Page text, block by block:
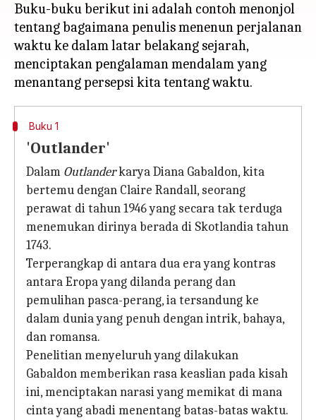
Buku-buku berikut ini adalah contoh menonjol
tentang bagaimana penulis menenun perjalanan
waktu ke dalam latar belakang sejarah,
menciptakan pengalaman mendalam yang
Buku 1
'Outlander'
Dalam Outlanderkarya Diana Gabaldon, kita
bertemu dengan Claire Randall, seorang
perawat di tahun 1946 yang secara tak terduga
menemukan dirinya berada di Skotlandia tahun
1743.
Terperangkap di antara dua era yang kontras
antara Eropa yang dilanda perang dan
pemulihan pasca-perang, ia tersandung ke
dalam dunia yang penuh dengan intrik, bahaya,
dan romansa.
Penelitian menyeluruh yang dilakukan
Gabaldon memberikan rasa keaslian pada kisah
ini, menciptakan narasi yang memikat di mana
cinta yang abadi menentang batas-batas waktu.